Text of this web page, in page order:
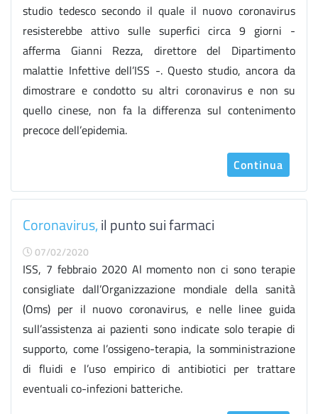
studio tedesco secondo il quale il nuovo coronavirus
resisterebbe attivo sulle superfici circa 9 giorni -
afferma Gianni Rezza, direttore del Dipartimento
malattie Infettive dell’ISS -. Questo studio, ancora da
dimostrare e condotto su altri coronavirus e non su
quello cinese, non fa la differenza sul contenimento
precoce dell’epidemia.
Continua
Coronavirus,il punto sui farmaci
07/02/2020
ISS, 7 febbraio 2020 Al momento non ci sono terapie
consigliate dall’Organizzazione mondiale della sanità
(Oms) per il nuovo coronavirus, e nelle linee guida
sull’assistenza ai pazienti sono indicate solo terapie di
supporto, come l’ossigeno-terapia, la somministrazione
di fluidi e l’uso empirico di antibiotici per trattare
eventuali co-infezioni batteriche.